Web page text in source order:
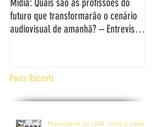
Mídia: Quais são as profissões do
futuro que transformarão o cenário
audiovisual de amanhã? – Entrevista
Posts Récents
Presidente da UAR visita a sede